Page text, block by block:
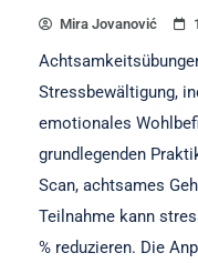
Mira Jovanović
Stressbewältigung,
emotionales
grundlegenden
Scan, achtsames
Teilnahme kann
% reduzieren. Die